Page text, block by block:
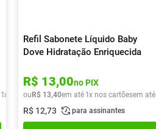
1x de R$ 33,59
Refil Sabonete Líquido Baby
Dove Hidratação Enriquecida
R$ 13,00no PIX
ou R$ 13,40em até 1x nos cartõesem até
R$ 12,73 para assinantes